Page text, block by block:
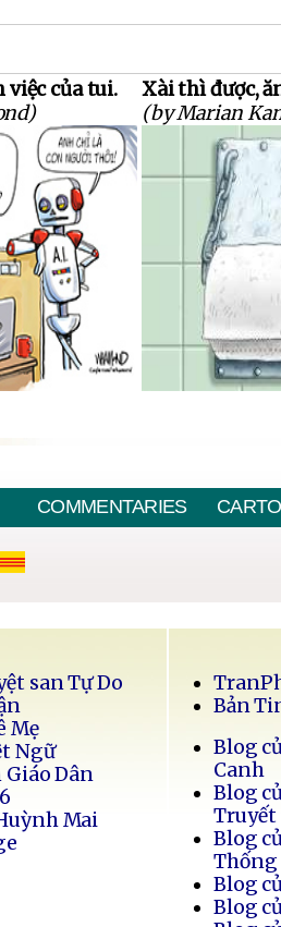
việc của tui.
Xài thì được,
(by Marian
COMMENTARIES
san Tự Do
Mẹ
Ngữ
Dân
Mai
Bản
Blog
Canh
Blog
Truyết
Blog
Thống
Blog
Blog